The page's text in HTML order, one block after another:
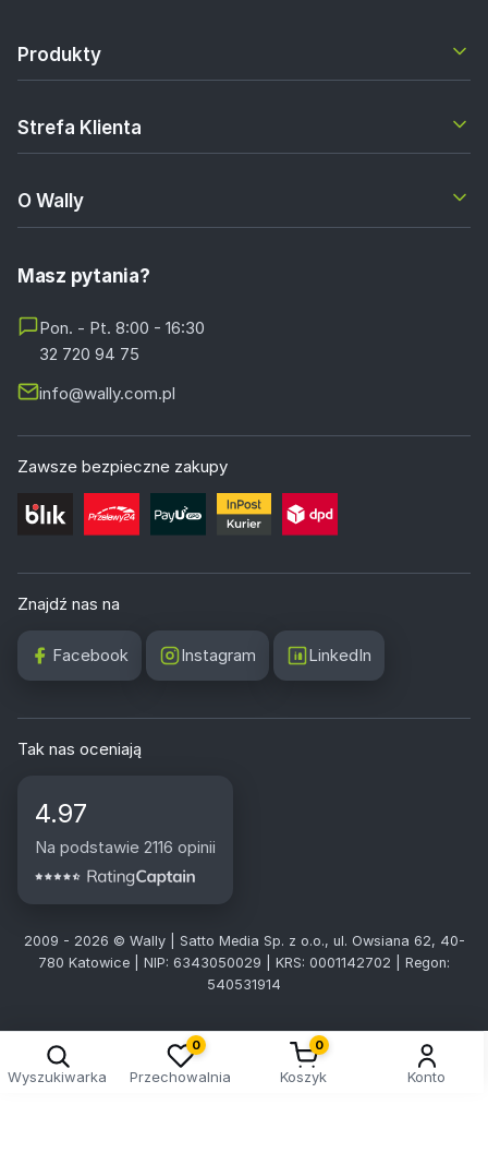
Produkty
Strefa Klienta
O Wally
Masz pytania?
Pon. - Pt. 8:00 - 16:30
32 720 94 75
info@wally.com.pl
Zawsze bezpieczne zakupy
Znajdź nas na
Facebook Instagram LinkedIn
Tak nas oceniają
4.97
Na podstawie 2116 opinii
2009 - 2026 © Wally | Satto Media Sp. z o.o., ul. Owsiana 62, 40-
780 Katowice | NIP: 6343050029 | KRS: 0001142702 | Regon:
540531914
Wyszukiwarka
0
Przechowalnia
0
Koszyk Konto